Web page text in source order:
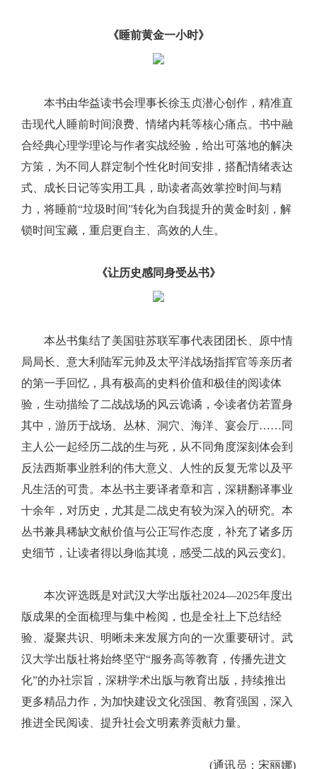
《睡前黄金一小时》
本书由华益读书会理事长徐玉贞潜心创作，精准直
击现代人睡前时间浪费、情绪内耗等核心痛点。书中融
合经典心理学理论与作者实战经验，给出可落地的解决
方策，为不同人群定制个性化时间安排，搭配情绪表达
式、成长日记等实用工具，助读者高效掌控时间与精
力，将睡前“垃圾时间”转化为自我提升的黄金时刻，解
锁时间宝藏，重启更自主、高效的人生。
《让历史感同身受丛书》
本丛书集结了美国驻苏联军事代表团团长、原中情
局局长、意大利陆军元帅及太平洋战场指挥官等亲历者
的第一手回忆，具有极高的史料价值和极佳的阅读体
验，生动描绘了二战战场的风云诡谲，令读者仿若置身
其中，游历于战场、丛林、洞穴、海洋、宴会厅……同
主人公一起经历二战的生与死，从不同角度深刻体会到
反法西斯事业胜利的伟大意义、人性的反复无常以及平
凡生活的可贵。本丛书主要译者章和言，深耕翻译事业
十余年，对历史，尤其是二战史有较为深入的研究。本
丛书兼具稀缺文献价值与公正写作态度，补充了诸多历
史细节，让读者得以身临其境，感受二战的风云变幻。
本次评选既是对武汉大学出版社2024—2025年度出
版成果的全面梳理与集中检阅，也是全社上下总结经
验、凝聚共识、明晰未来发展方向的一次重要研讨。武
汉大学出版社将始终坚守“服务高等教育，传播先进文
化”的办社宗旨，深耕学术出版与教育出版，持续推出
更多精品力作，为加快建设文化强国、教育强国，深入
推进全民阅读、提升社会文明素养贡献力量。
(通讯员：宋丽娜)